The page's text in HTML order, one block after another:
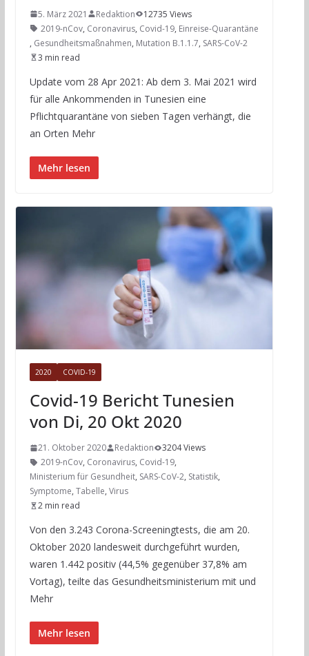
5. März 2021 Redaktion
12735 Views
2019-nCov, Coronavirus, Covid-19, Einreise-Quarantäne
, Gesundheitsmaßnahmen, Mutation B.1.1.7, SARS-CoV-2
3 min read
Update vom 28 Apr 2021: Ab dem 3. Mai 2021 wird
für alle Ankommenden in Tunesien eine
Pflichtquarantäne von sieben Tagen verhängt, die
an Orten Mehr
Mehr lesen
2020 COVID-19
Covid-19 Bericht Tunesien
von Di, 20 Okt 2020
21. Oktober 2020 Redaktion
3204 Views
2019-nCov, Coronavirus, Covid-19,
Ministerium für Gesundheit, SARS-CoV-2, Statistik,
Symptome, Tabelle, Virus
2 min read
Von den 3.243 Corona-Screeningtests, die am 20.
Oktober 2020 landesweit durchgeführt wurden,
waren 1.442 positiv (44,5% gegenüber 37,8% am
Vortag), teilte das Gesundheitsministerium mit und
Mehr
Mehr lesen